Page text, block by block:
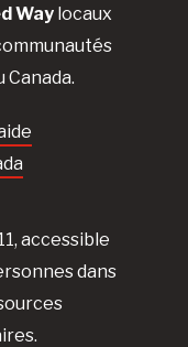
Waylocaux
Canada.
accessible
dans